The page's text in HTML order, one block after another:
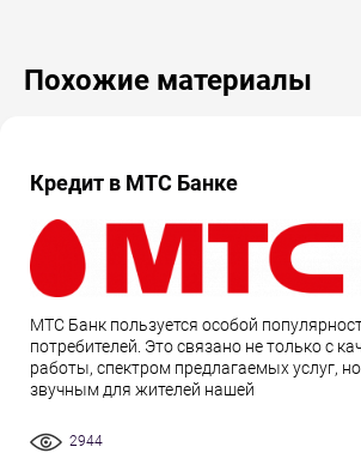
Похожие материалы
Кредит в МТС Банке
МТС Банк пользуется особой
потребителей. Это связано не только с
работы, спектром предлагаемых услуг,
звучным для жителей нашей
2944